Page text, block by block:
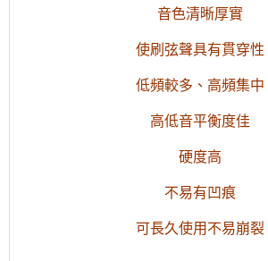
音色清晰厚實
使刷弦聲具有貫穿性
低頻較多、高頻集中
高低音平衡度佳
硬度高
不易有凹痕
可長久使用不易崩裂